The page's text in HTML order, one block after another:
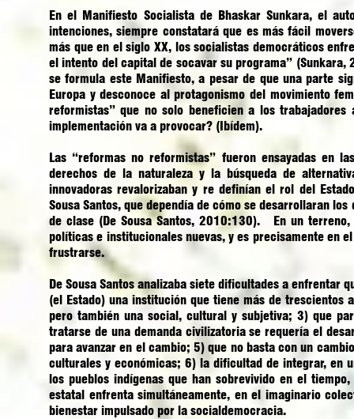
En el Manifiesto Socialista de Bhaskar Sunkara, el
intenciones, siempre constatará que es más fácil
más que en el siglo XX, los socialistas democráticos
el intento del capital de socavar su programa”
se formula este Manifiesto, a pesar de que una parte
Europa y desconoce al protagonismo del movimiento
reformistas” que no solo beneficien a los
implementación va a provocar? (Ibídem).
Las “reformas no reformistas” fueron ensayadas en
derechos de la naturaleza y la búsqueda de
innovadoras revalorizaban y re definían el rol del
Sousa Santos, que dependía de cómo se desarrollaran
de clase (De Sousa Santos, 2010:130). En un
políticas e institucionales nuevas, y es precisamente en
frustrarse.
De Sousa Santos analizaba siete dificultades a
(el Estado) una institución que tiene más de
pero también una social, cultural y subjetiva; 3) que
tratarse de una demanda civilizatoria se requería el
para avanzar en el cambio; 5) que no basta con un
culturales y económicas; 6) la dificultad de integrar, en
los pueblos indígenas que han sobrevivido en el
estatal enfrenta simultáneamente, en el imaginario
bienestar impulsado por la socialdemocracia.